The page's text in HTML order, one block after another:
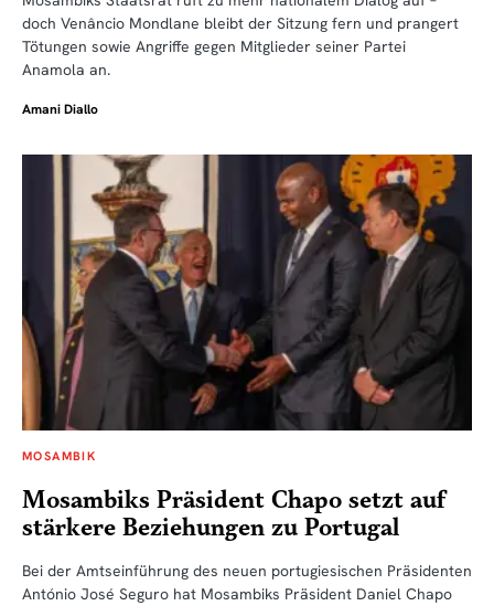
doch Venâncio Mondlane bleibt der Sitzung fern und prangert
Tötungen sowie Angriffe gegen Mitglieder seiner Partei
Anamola an.
Amani Diallo
MOSAMBIK
Mosambiks Präsident Chapo setzt auf
stärkere Beziehungen zu Portugal
Bei der Amtseinführung des neuen portugiesischen Präsidenten
António José Seguro hat Mosambiks Präsident Daniel Chapo